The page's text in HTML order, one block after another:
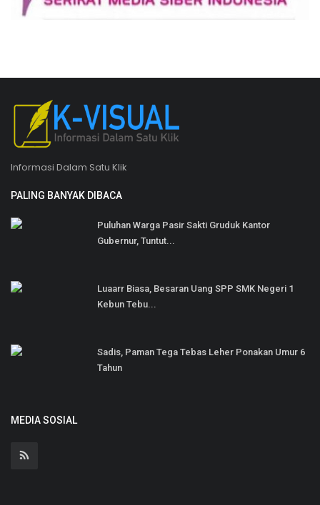
Informasi Dalam Satu Klik
PALING BANYAK DIBACA
Puluhan Warga Pasir Sakti Gruduk Kantor
Gubernur, Tuntut...
Luaarr Biasa, Besaran Uang SPP SMK Negeri 1
Kebun Tebu...
Sadis, Paman Tega Tebas Leher Ponakan Umur 6
Tahun
MEDIA SOSIAL